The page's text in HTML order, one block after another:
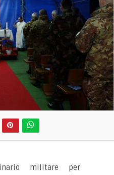
militare per